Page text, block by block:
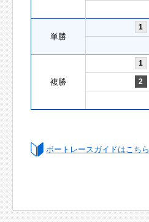
単勝
1
複勝
1
2
ボートレースガイドはこちら